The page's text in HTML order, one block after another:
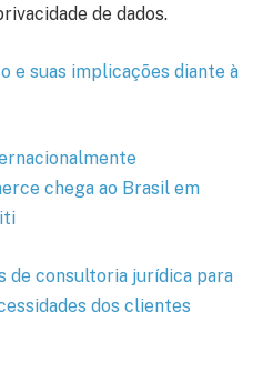
de dados.
e suas implicações diante à
chega ao Brasil em
de consultoria jurídica para
dos clientes